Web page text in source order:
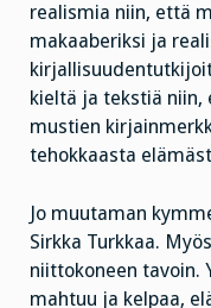
realismia niin, että
makaaberiksi ja
kieltä ja tekstiä
mustien
tehokkaasta
Jo muutaman
Sirkka Turkkaa.
niittokoneen tavoin.
mahtuu ja kelpaa,